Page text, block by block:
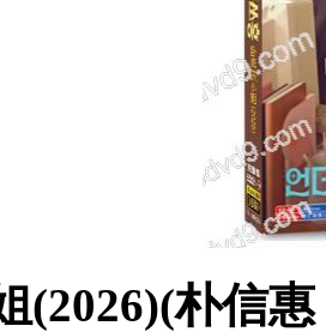
(2026)(朴信